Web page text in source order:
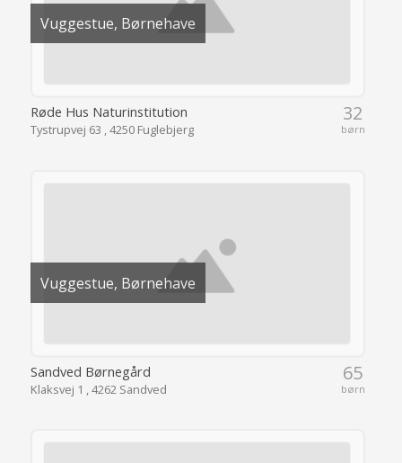
Vuggestue, Børnehave
32
børn
Røde Hus Naturinstitution
Tystrupvej 63 , 4250 Fuglebjerg
Vuggestue, Børnehave
65
børn
Sandved Børnegård
Klaksvej 1 , 4262 Sandved